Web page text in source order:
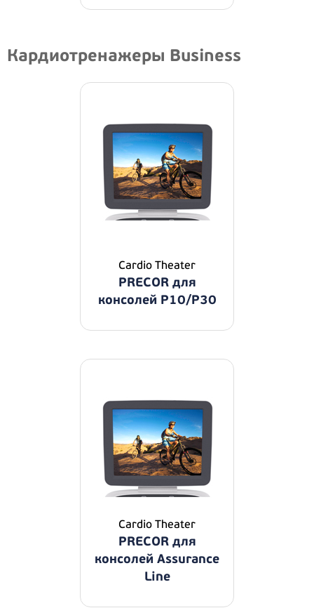
Кардиотренажеры Business
Cardio Theater
PRECOR для
консолей P10/P30
Cardio Theater
PRECOR для
консолей Assurance
Line